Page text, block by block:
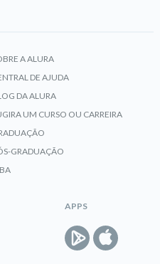
A ALURA
DE AJUDA
DA ALURA
UM CURSO OU CARREIRA
GRADUAÇÃO
APPS